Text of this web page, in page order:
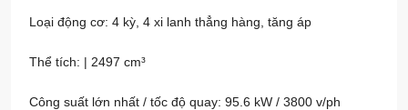
Loại động cơ: 4 kỳ, 4 xi lanh thẳng hàng, tăng áp
Thể tích: | 2497 cm³
Công suất lớn nhất / tốc độ quay: 95.6 kW / 3800 v/ph